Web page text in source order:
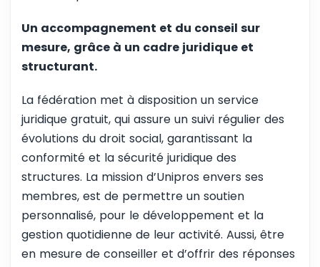
Un accompagnement et du conseil sur
mesure, grâce à un cadre juridique et
structurant.
La fédération met à disposition un service
juridique gratuit, qui assure un suivi régulier des
évolutions du droit social, garantissant la
conformité et la sécurité juridique des
structures. La mission d’Unipros envers ses
membres, est de permettre un soutien
personnalisé, pour le développement et la
gestion quotidienne de leur activité. Aussi, être
en mesure de conseiller et d’offrir des réponses